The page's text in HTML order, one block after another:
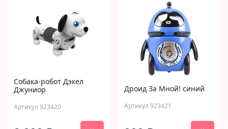
Собака-робот Дэкел
Джуниор
Артикул 923420
Дроид За Мной! синий
Артикул 923421